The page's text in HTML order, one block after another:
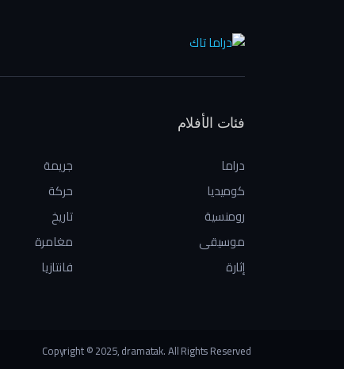
فئات الأفلام
دراما
كوميديا
رومنسية
موسيقى
إثارة
جريمة
حركة
تاريخ
مغامرة
فانتازيا
Copyright © 2025, dramatak. All Rights Reserved